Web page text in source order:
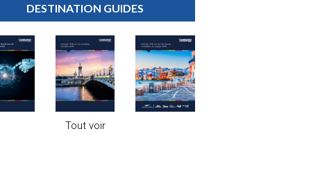
DESTINATION GUIDES
Tout voir